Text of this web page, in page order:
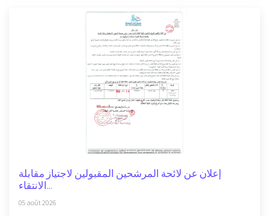
إعلان عن لائحة المرشحين المقبولين لاجتياز مقابلة
الانتقاء...
05 août 2026